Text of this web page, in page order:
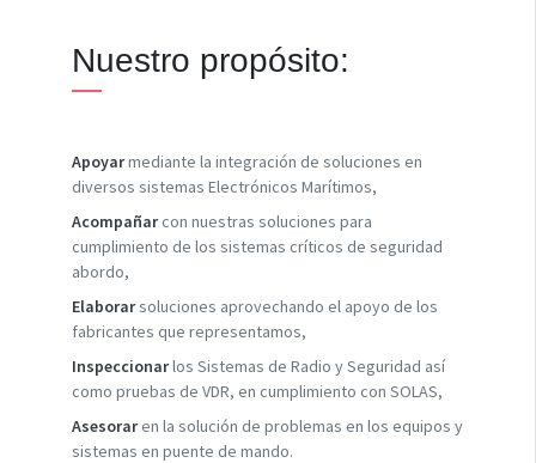
Nuestro propósito:
Apoyarmediante la integración de soluciones en
diversos sistemas Electrónicos Marítimos,
Acompañarcon nuestras soluciones para
cumplimiento de los sistemas críticos de seguridad
abordo,
Elaborarsoluciones aprovechando el apoyo de los
fabricantes que representamos,
Inspeccionarlos Sistemas de Radio y Seguridad así
como pruebas de VDR, en cumplimiento con SOLAS,
Asesoraren la solución de problemas en los equipos y
sistemas en puente de mando.